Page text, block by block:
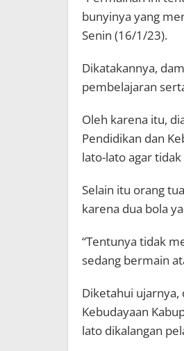
bunyinya yang
Senin (16/1/23).
Dikatakannya,
pembelajaran
Oleh karena itu,
Pendidikan dan
lato-lato agar
Selain itu orang
karena dua bola
“Tentunya tidak
sedang bermain
Diketahui ujarnya,
Kebudayaan
lato dikalangan